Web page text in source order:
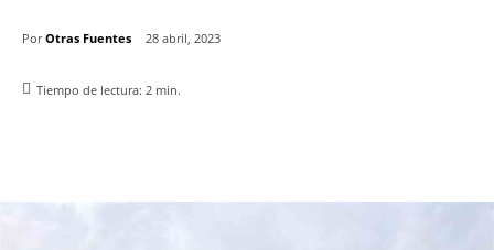
Por Otras Fuentes 28 abril, 2023
Tiempo de lectura: 2 min.